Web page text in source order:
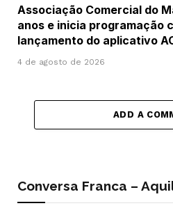
Associação Comercial do
anos e inicia programação
lançamento do aplicativo
4 de agosto de 2026
ADD A
Conversa Franca –